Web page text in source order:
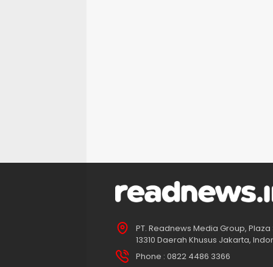
PT. Readnews Media Group,
13310 Daerah Khusus Jakarta,
Phone : 0822 4486 3366